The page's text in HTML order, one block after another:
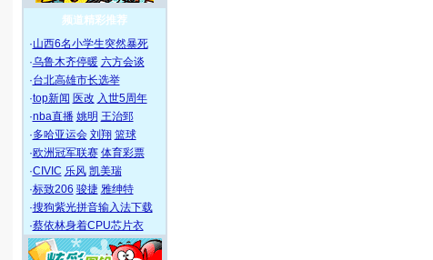
频道精彩推荐
·山西6名小学生突然暴死
·乌鲁木齐停暖 六方会谈
·台北高雄市长选举
·top新闻 医改 入世5周年
·nba直播 姚明 王治郅
·多哈亚运会 刘翔 篮球
·欧洲冠军联赛 体育彩票
·CIVIC 乐风 凯美瑞
·标致206 骏捷 雅绅特
·搜狗紫光拼音输入法下载
·蔡依林身着CPU芯片衣